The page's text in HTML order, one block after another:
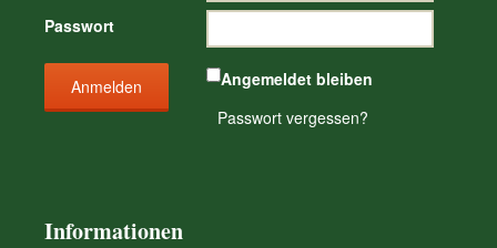
Passwort
Angemeldet bleiben
Passwort vergessen?
Informationen